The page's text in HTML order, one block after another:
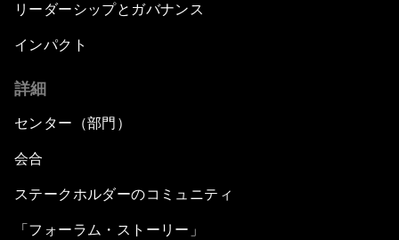
リーダーシップとガバナンス
インパクト
詳細
センター（部門）
会合
ステークホルダーのコミュニティ
「フォーラム・ストーリー」